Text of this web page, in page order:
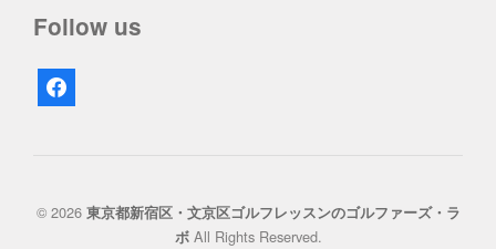
Follow us
facebook
© 2026 東京都新宿区・文京区ゴルフレッスンのゴルファーズ・ラ
ボAll Rights Reserved.